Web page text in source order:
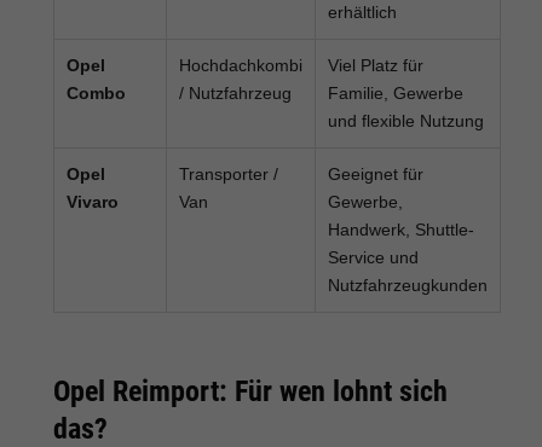
erhältlich
Opel
Combo
Hochdachkombi
/ Nutzfahrzeug
Viel Platz für
Familie, Gewerbe
und flexible Nutzung
Opel
Vivaro
Transporter /
Van
Geeignet für
Gewerbe,
Handwerk, Shuttle-
Service und
Nutzfahrzeugkunden
Opel Reimport: Für wen lohnt sich
das?